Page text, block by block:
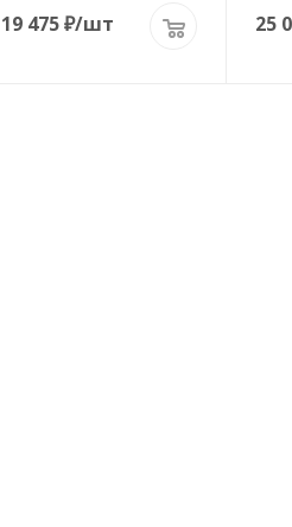
19 475₽/шт 25